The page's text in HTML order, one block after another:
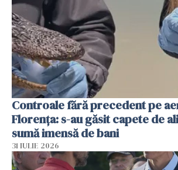
Controale fără precedent pe
Florența: s-au găsit capete de
sumă imensă de bani
31 IULIE 2026